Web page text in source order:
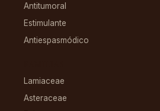
Antitumoral
Estimulante
Antiespasmódico
Lamiaceae
Asteraceae